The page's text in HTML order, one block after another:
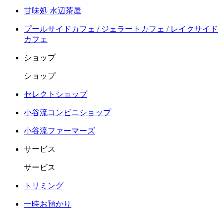
甘味処 水辺茶屋
プールサイドカフェ / ジェラートカフェ / レイクサイド
カフェ
ショップ
ショップ
セレクトショップ
小谷流コンビニショップ
小谷流ファーマーズ
サービス
サービス
トリミング
一時お預かり